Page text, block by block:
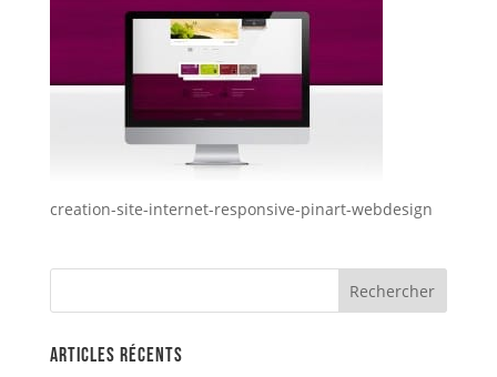
creation-site-internet-responsive-pinart-webdesign
Articles récents